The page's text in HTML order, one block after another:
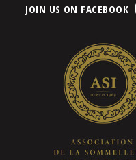
JOIN US ON FACEBOOK